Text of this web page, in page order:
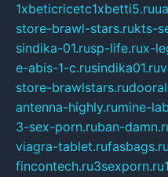
1xbeticricetc1xbetti5.ru
store-brawl-stars.rukts-
sindika-01.rusp-life.rux-
e-abis-1-c.rusindika01.ru
store-brawlstars.ru
antenna-highly.rumine-
3-sex-porn.ruban-
viagra-tablet.rufasbags.ru
fincontech.ru3sexporn.ru